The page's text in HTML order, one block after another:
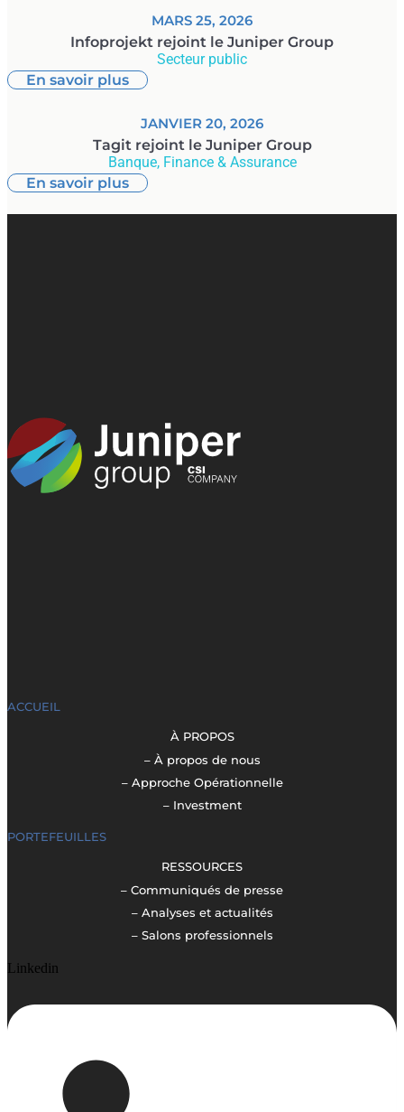
MARS 25, 2026
Infoprojekt rejoint le Juniper Group
Secteur public
En savoir plus
JANVIER 20, 2026
Tagit rejoint le Juniper Group
Banque, Finance & Assurance
En savoir plus
ACCUEIL
À PROPOS
– À propos de nous
– Approche Opérationnelle
– Investment
PORTEFEUILLES
RESSOURCES
– Communiqués de presse
– Analyses et actualités
– Salons professionnels
Linkedin